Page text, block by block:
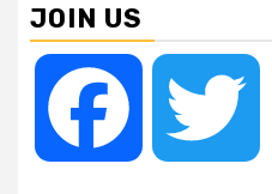
JOIN US
Facebook